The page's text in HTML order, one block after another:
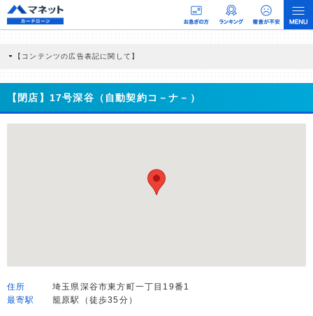
【コンテンツの広告表記に関して】
商品を根拠なくPRするものではなく、当編集部の調査／ユーザーへの口コミ収集な
どに基づき、公平性を担保した情報提供を行っています。
>提携企業一覧
【閉店】17号深谷（自動契約コ－ナ－）
住所
埼玉県深谷市東方町一丁目19番1
最寄駅
籠原駅（徒歩35分）